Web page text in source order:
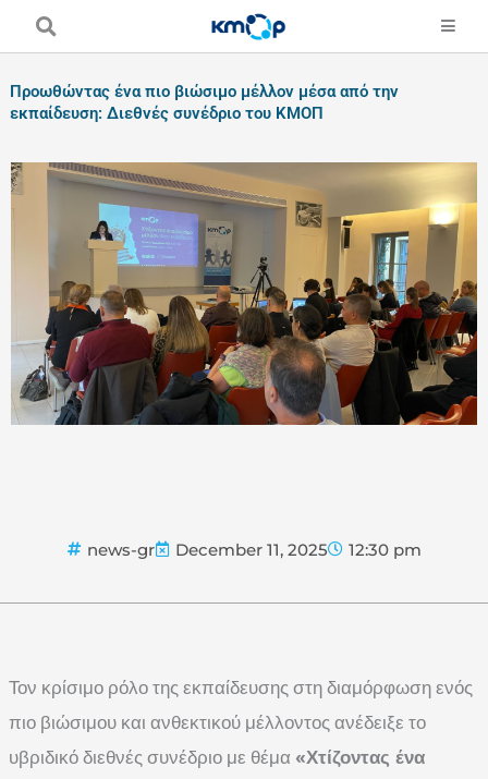
Προωθώντας ένα πιο βιώσιμο μέλλον μέσα από την
εκπαίδευση: Διεθνές συνέδριο του ΚΜΟΠ
news-gr December 11, 2025 12:30 pm
Τον κρίσιμο ρόλο της εκπαίδευσης στη διαμόρφωση ενός
πιο βιώσιμου και ανθεκτικού μέλλοντος ανέδειξε το
υβριδικό διεθνές συνέδριο με θέμα «Χτίζοντας ένα